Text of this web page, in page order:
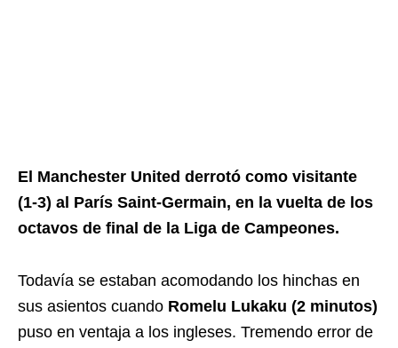
El Manchester United derrotó como visitante
(1-3) al París Saint-Germain, en la vuelta de los
octavos de final de la Liga de Campeones.
Todavía se estaban acomodando los hinchas en
sus asientos cuando Romelu Lukaku (2 minutos)
puso en ventaja a los ingleses. Tremendo error de